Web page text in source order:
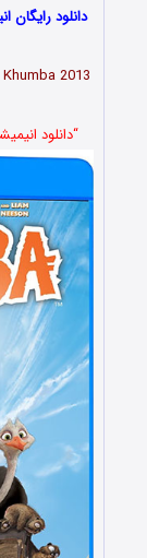
دانلود رایگان
“دانلود